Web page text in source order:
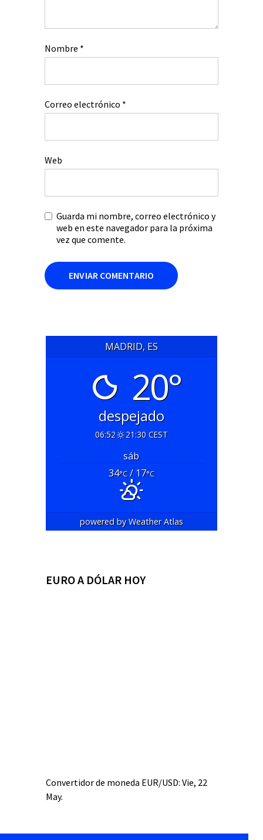
Nombre *
Correo electrónico *
Web
Guarda mi nombre, correo electrónico y
web en este navegador para la próxima
vez que comente.
MADRID, ES
20°
despejado
06:52 21:30 CEST
sáb
34°C/ 17°C
powered byWeather Atlas
EURO A DÓLAR HOY
Convertidor de moneda EUR/USD: Vie, 22
May.